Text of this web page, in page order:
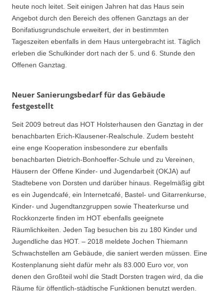
heute noch leitet. Seit einigen Jahren hat das Haus sein
Angebot durch den Bereich des offenen Ganztags an der
Bonifatiusgrundschule erweitert, der in bestimmten
Tageszeiten ebenfalls in dem Haus untergebracht ist. Täglich
erleben die Schulkinder dort nach der 5. und 6. Stunde den
Offenen Ganztag.
Neuer Sanierungsbedarf für das Gebäude
festgestellt
Seit 2009 betreut das HOT Holsterhausen den Ganztag in der
benachbarten Erich-Klausener-Realschule. Zudem besteht
eine enge Kooperation insbesondere zur ebenfalls
benachbarten Dietrich-Bonhoeffer-Schule und zu Vereinen,
Häusern der Offene Kinder- und Jugendarbeit (OKJA) auf
Stadtebene von Dorsten und darüber hinaus. Regelmäßig gibt
es ein Jugendcafé, ein Internetcafé, Bastel- und Gitarrenkurse,
Kinder- und Jugendtanzgruppen sowie Theaterkurse und
Rockkonzerte finden im HOT ebenfalls geeignete
Räumlichkeiten. Jeden Tag besuchen bis zu 180 Kinder und
Jugendliche das HOT. – 2018 meldete Jochen Thiemann
Schwachstellen am Gebäude, die saniert werden müssen. Eine
Kostenplanung sieht dafür mehr als 83.000 Euro vor, von
denen den Großteil wohl die Stadt Dorsten tragen wird, da die
Räume für öffentlich-städtische Funktionen benutzt werden.